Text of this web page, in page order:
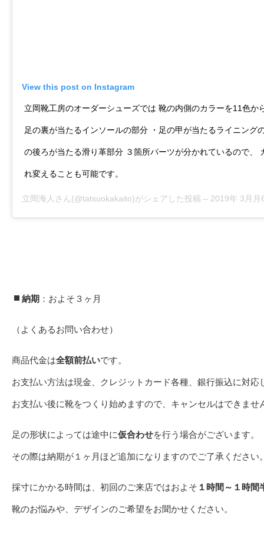
View this post on Instagram
立岡靴工房のオーダーシューズでは 靴の内側のカラーを11色か
足の裏が当たるインソールの部分 ・足の甲が当たるライニング
の後ろが当たる滑り革部分 ３箇所パーツが分かれているので、
れ変えることも可能です。
立岡海人 さん(@tatsuokakaito)がシェアした投稿 – 2019年 3月月6
納期 ：およそ３ヶ月
（よくあるお問い合わせ）
商品代金は全額前払いです。
お支払い方法は現金、クレジットカード各種、銀行振込に対応
お支払い後に靴をつくり始めますので、キャンセルはできませ
足の形状によっては途中に仮合わせを行う場合がございます。
その際は納期が１ヶ月ほど追加になりますのでご了承ください
採寸にかかる時間は、初回のご来店ではおよそ １時間～１時間
靴のお悩みや、デザインのご希望をお聞かせください。